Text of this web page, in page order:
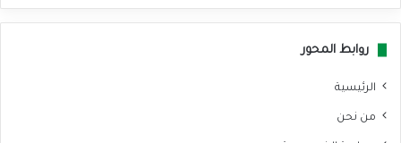
روابط المحور
الرئيسية
من نحن